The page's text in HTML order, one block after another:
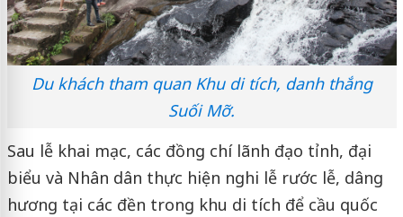
Du khách tham quan Khu di tích, danh thắng
Suối Mỡ.
Sau lễ khai mạc, các đồng chí lãnh đạo tỉnh, đại
biểu và Nhân dân thực hiện nghi lễ rước lễ, dâng
hương tại các đền trong khu di tích để cầu quốc